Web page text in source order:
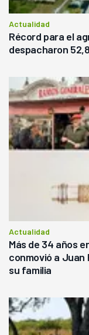
Actualidad
Récord para el
despacharon
Actualidad
Más de 34 años
conmovió a Juan
su familia